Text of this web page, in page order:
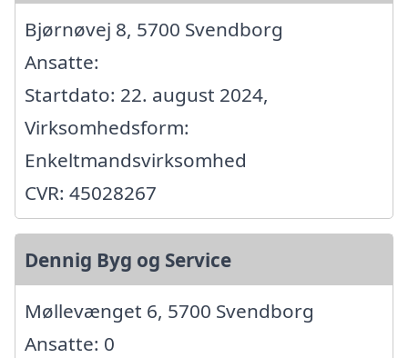
Bjørnøvej 8, 5700 Svendborg
Ansatte:
Startdato: 22. august 2024,
Virksomhedsform:
Enkeltmandsvirksomhed
CVR: 45028267
Dennig Byg og Service
Møllevænget 6, 5700 Svendborg
Ansatte: 0